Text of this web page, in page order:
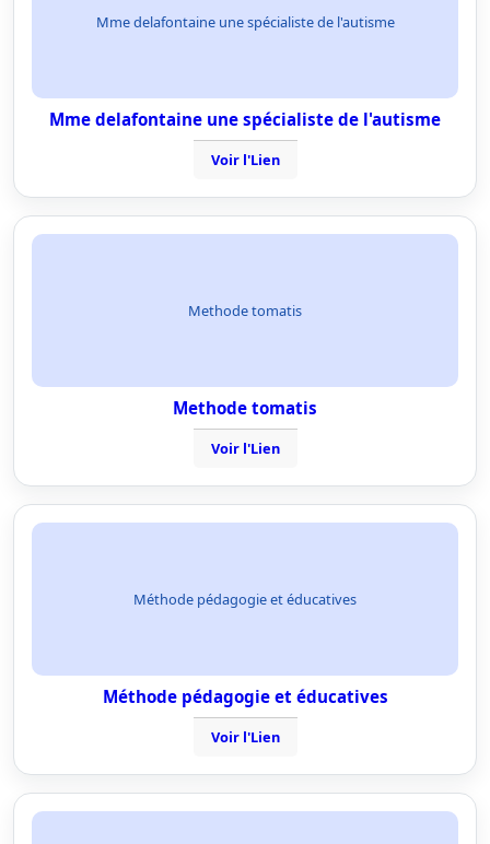
Mme delafontaine une spécialiste de l'autisme
Mme delafontaine une spécialiste de l'autisme
Voir l'Lien
Methode tomatis
Methode tomatis
Voir l'Lien
Méthode pédagogie et éducatives
Méthode pédagogie et éducatives
Voir l'Lien